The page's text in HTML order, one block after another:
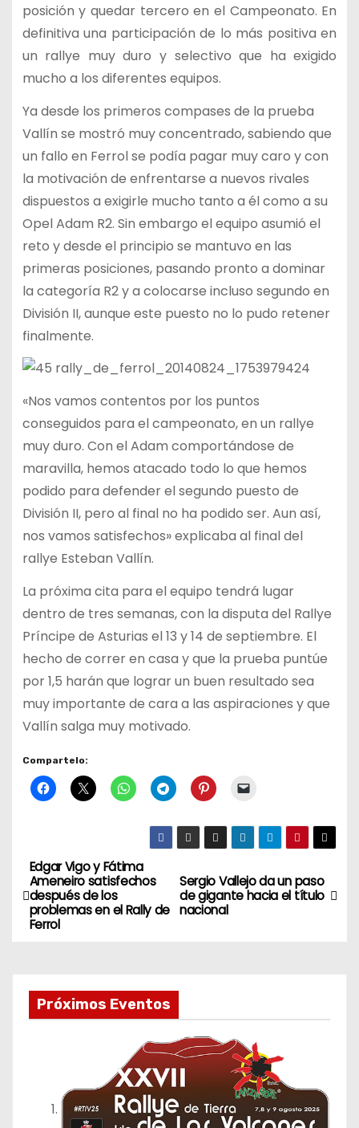
posición y quedar tercero en el Campeonato. En
definitiva una participación de lo más positiva en
un rallye muy duro y selectivo que ha exigido
mucho a los diferentes equipos.
Ya desde los primeros compases de la prueba
Vallín se mostró muy concentrado, sabiendo que
un fallo en Ferrol se podía pagar muy caro y con
la motivación de enfrentarse a nuevos rivales
dispuestos a exigirle mucho tanto a él como a su
Opel Adam R2. Sin embargo el equipo asumió el
reto y desde el principio se mantuvo en las
primeras posiciones, pasando pronto a dominar
la categoría R2 y a colocarse incluso segundo en
División II, aunque este puesto no lo pudo retener
finalmente.
«Nos vamos contentos por los puntos
conseguidos para el campeonato, en un rallye
muy duro. Con el Adam comportándose de
maravilla, hemos atacado todo lo que hemos
podido para defender el segundo puesto de
División II, pero al final no ha podido ser. Aun así,
nos vamos satisfechos» explicaba al final del
rallye Esteban Vallín.
La próxima cita para el equipo tendrá lugar
dentro de tres semanas, con la disputa del Rallye
Príncipe de Asturias el 13 y 14 de septiembre. El
hecho de correr en casa y que la prueba puntúe
por 1,5 harán que lograr un buen resultado sea
muy importante de cara a las aspiraciones y que
Vallín salga muy motivado.
Compartelo:
N
a
Sergio Vallejo da un paso
de gigante hacia el título
nacional
Edgar Vigo y Fátima
Ameneiro satisfechos
después de los
problemas en el Rally de
Ferrol
Próximos Eventos